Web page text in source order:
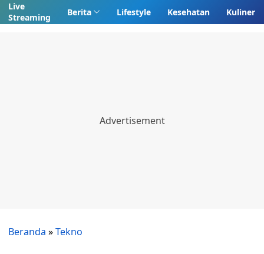
Live
Streaming
Berita Lifestyle Kesehatan Kuliner
Beranda »Tekno